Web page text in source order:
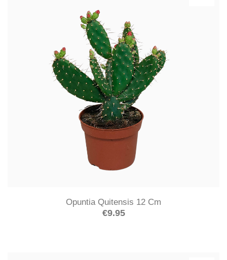
Opuntia Quitensis 12 Cm
€9.95